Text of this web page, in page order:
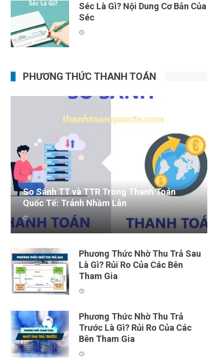
Séc Là Gì? Nội Dung Cơ Bản Của
Séc
PHƯƠNG THỨC THANH TOÁN
So Sánh TT và TTR Trong Thanh Toán
Quốc Tế: Tránh Nhầm Lẫn
Phương thức thanh toán TT là hình thức thanh toán
Phương Thức Nhờ Thu Trả Sau
Là Gì? Rủi Ro Của Các Bên
Tham Gia
Phương Thức Nhờ Thu Trả
Trước Là Gì? Rủi Ro Của Các
Bên Tham Gia